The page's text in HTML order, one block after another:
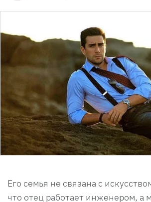
Его семья не связана с
что отец работает инженером, а